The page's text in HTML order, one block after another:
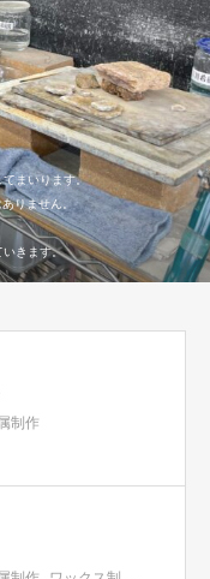
てまいります。
りません。
いきます。
制作